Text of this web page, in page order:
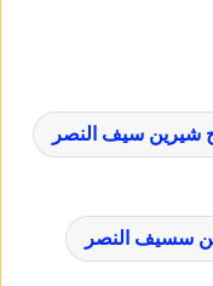
شيرين سيف النصر
سسيف النصر